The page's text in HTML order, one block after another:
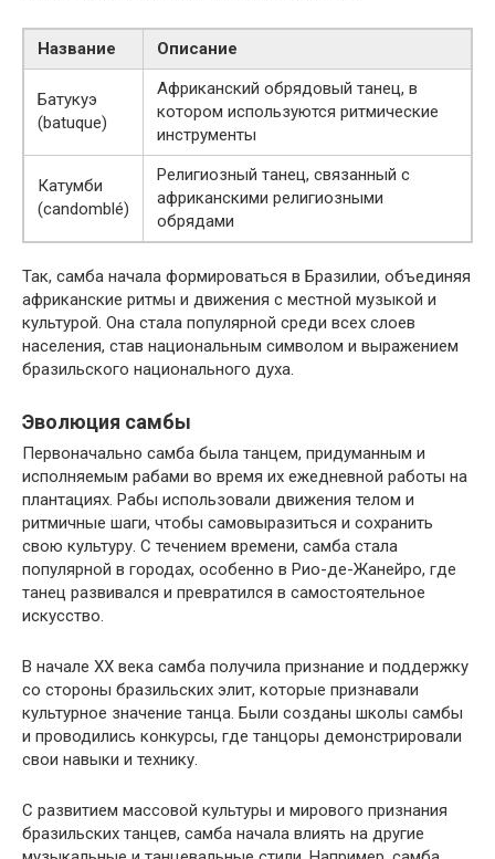
Название Описание
Батукуэ
(batuque)
Африканский обрядовый танец, в
котором используются ритмические
инструменты
Катумби
(candomblé)
Религиозный танец, связанный с
африканскими религиозными
обрядами
Так, самба начала формироваться в Бразилии, объединяя
африканские ритмы и движения с местной музыкой и
культурой. Она стала популярной среди всех слоев
населения, став национальным символом и выражением
бразильского национального духа.
Эволюция самбы
Первоначально самба была танцем, придуманным и
исполняемым рабами во время их ежедневной работы на
плантациях. Рабы использовали движения телом и
ритмичные шаги, чтобы самовыразиться и сохранить
свою культуру. С течением времени, самба стала
популярной в городах, особенно в Рио-де-Жанейро, где
танец развивался и превратился в самостоятельное
искусство.
В начале XX века самба получила признание и поддержку
со стороны бразильских элит, которые признавали
культурное значение танца. Были созданы школы самбы
и проводились конкурсы, где танцоры демонстрировали
свои навыки и технику.
С развитием массовой культуры и мирового признания
бразильских танцев, самба начала влиять на другие